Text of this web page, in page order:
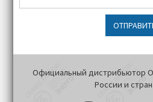
Официальный дистрибьютор
России и